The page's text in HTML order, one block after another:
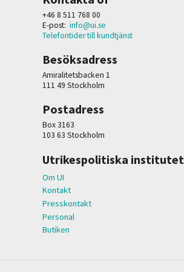
+46 8 511 768 00
E-post: info@ui.se
Telefontider till kundtjänst
Besöksadress
Amiralitetsbacken 1
111 49 Stockholm
Postadress
Box 3163
103 63 Stockholm
Utrikespolitiska institutet
Om UI
Kontakt
Presskontakt
Personal
Butiken